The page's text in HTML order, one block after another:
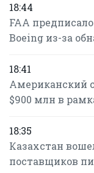
18:44
FAA
Boeing из-за
18:41
Американский
$900 млн в
18:35
Казахстан
поставщиков